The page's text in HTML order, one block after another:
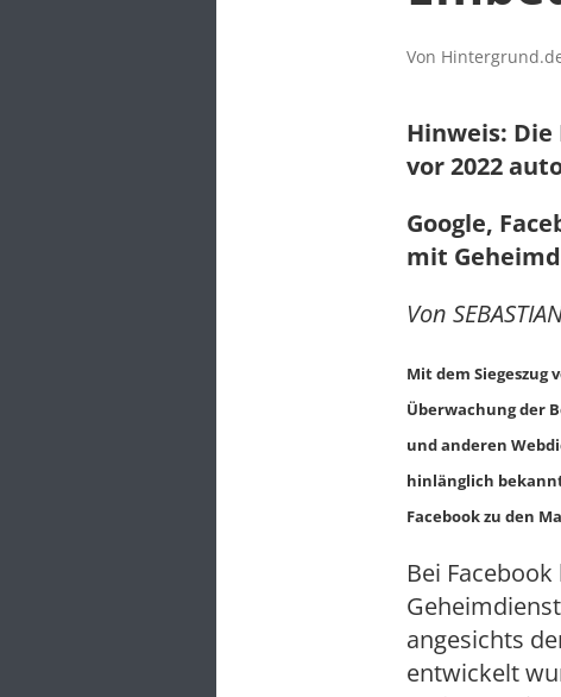
Von
Hinweis:
vor 2022
Google,
mit
Von
Mit dem Siegeszug
Überwachung der
und anderen
hinlänglich
Facebook zu den
Bei
angesichts
entwickelt